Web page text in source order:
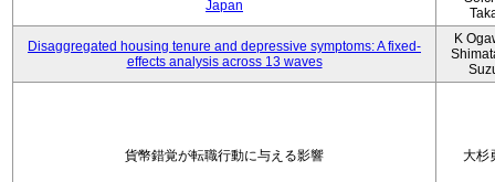
Japan
Disaggregated housing tenure and depressive symptoms: A fixed-
effects analysis across 13 waves
K
貨幣錯覚が転職行動に与える影響 大杉